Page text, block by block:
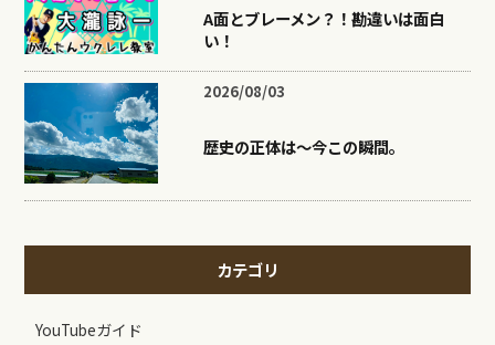
A面とブレーメン？！勘違いは面白
い！
2026/08/03
歴史の正体は〜今この瞬間。
カテゴリ
YouTubeガイド